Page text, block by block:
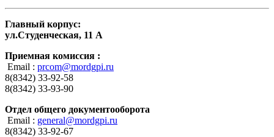
Главный корпус:
ул.Студенческая, 11 А
Приемная комиссия :
Email : prcom@mordgpi.ru
8(8342) 33-92-58
8(8342) 33-93-90
Отдел общего документооборота
Email : general@mordgpi.ru
8(8342) 33-92-67